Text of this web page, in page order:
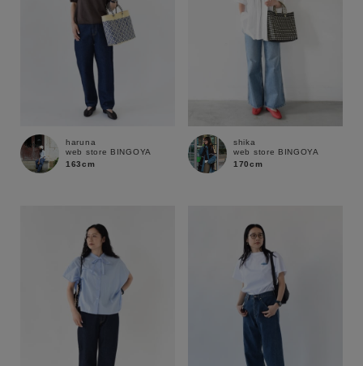
商品タイプ
通常商品 予約商品
セール価格 WEB限定
在庫
在庫あり 在庫なし含む
haruna
web store BINGOYA
163cm
shika
web store BINGOYA
170cm